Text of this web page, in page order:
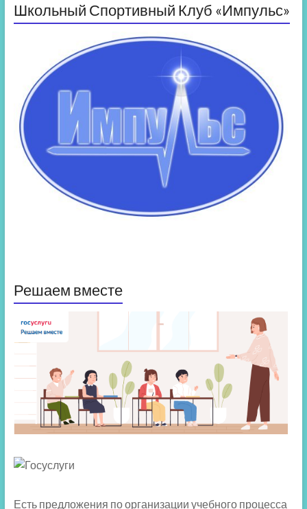
Школьный Спортивный Клуб «Импульс»
Решаем вместе
Есть предложения по организации учебного процесса